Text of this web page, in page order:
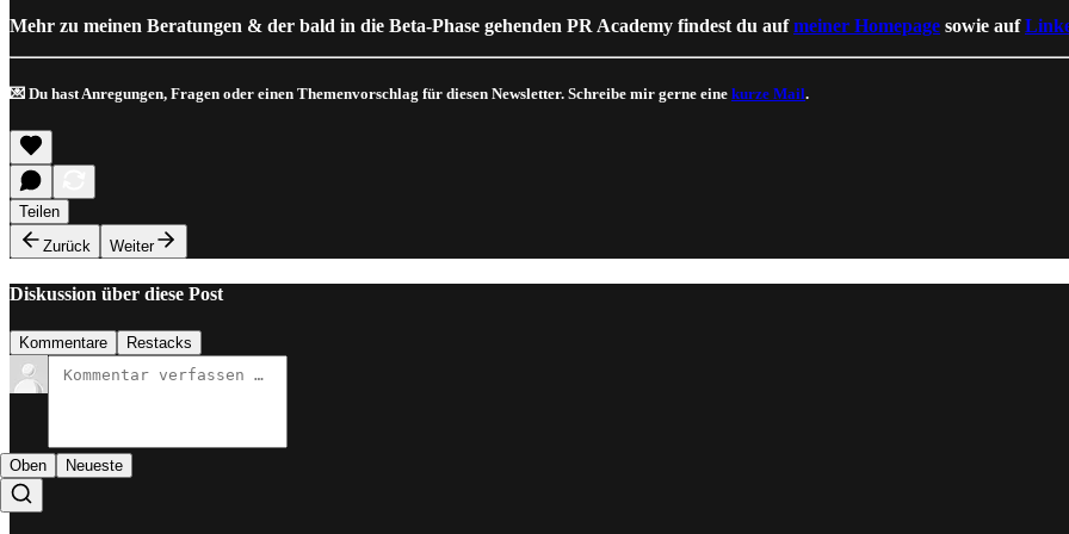
Mehr zu meinen Beratungen & der bald in die Beta-Phase gehenden PR Academy findest du aufmeiner Homepage sowie auf
💌 Du hast Anregungen, Fragen oder einen Themenvorschlag für diesen Newsletter. Schreibe mir gerne eine kurze Mail.
Teilen
Zurück
Weiter
Diskussion über diese Post
Kommentare Restacks
Oben Neueste